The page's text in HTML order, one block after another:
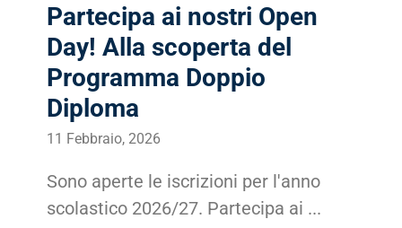
Partecipa ai nostri Open
Day! Alla scoperta del
Programma Doppio
Diploma
11 Febbraio, 2026
Sono aperte le iscrizioni per l'anno
scolastico 2026/27. Partecipa ai ...